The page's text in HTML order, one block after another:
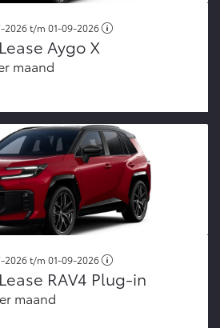
2026t/m 01-09-2026
Aygo X
maand
2026t/m 01-09-2026
RAV4 Plug-in
maand